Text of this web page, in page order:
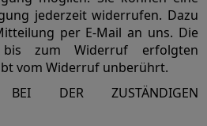
jederzeit widerrufen. Dazu
per E-Mail an uns. Die
bis zum Widerruf erfolgten
vom Widerruf unberührt.
BEI DER ZUSTÄNDIGEN